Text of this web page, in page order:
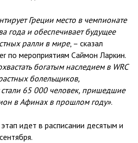
Греции место в чемпионате
года и обеспечивает будущее
ралли в мире, – сказал
по мероприятиям Саймон Ларкин.
богатым наследием в WRC
болельщиков,
стали 65 000 человек, пришедшие
в Афинах в прошлом году».
идет в расписании десятым и